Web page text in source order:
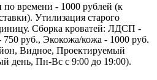
по времени - 1000 рублей (к
Утилизация старого
Сборка кроватей: ЛДСП -
руб., Экокожа/кожа - 1000 руб.
Видное, Проектируемый
день, Пн-Вс с 9:00 до 19:00).